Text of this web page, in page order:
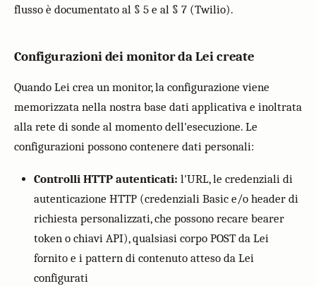
flusso è documentato al § 5 e al § 7 (Twilio).
Configurazioni dei monitor da Lei create
Quando Lei crea un monitor, la configurazione viene
memorizzata nella nostra base dati applicativa e inoltrata
alla rete di sonde al momento dell'esecuzione. Le
configurazioni possono contenere dati personali:
Controlli HTTP autenticati: l'URL, le credenziali di
autenticazione HTTP (credenziali Basic e/o header di
richiesta personalizzati, che possono recare bearer
token o chiavi API), qualsiasi corpo POST da Lei
fornito e i pattern di contenuto atteso da Lei
configurati